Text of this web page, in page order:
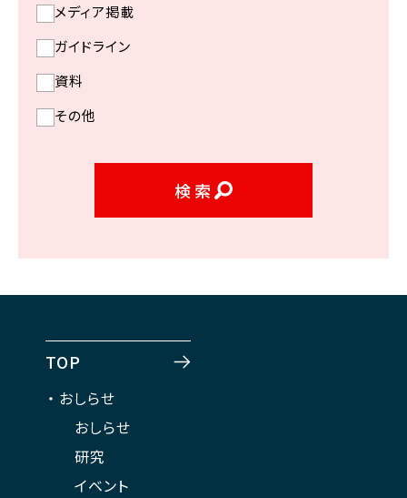
メディア掲載
ガイドライン
資料
その他
検索
TOP
おしらせ
おしらせ
研究
イベント